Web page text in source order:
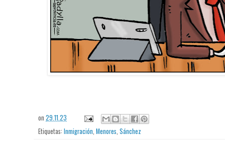
on29.11.23
Etiquetas:Inmigración,Menores,Sánchez